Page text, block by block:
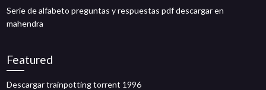
Serie de alfabeto preguntas y respuestas pdf descargar en
mahendra
Featured
Descargar trainpotting torrent 1996